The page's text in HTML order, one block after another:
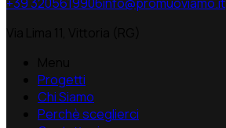
Progetti
Chi Siamo
Perchè sceglierci